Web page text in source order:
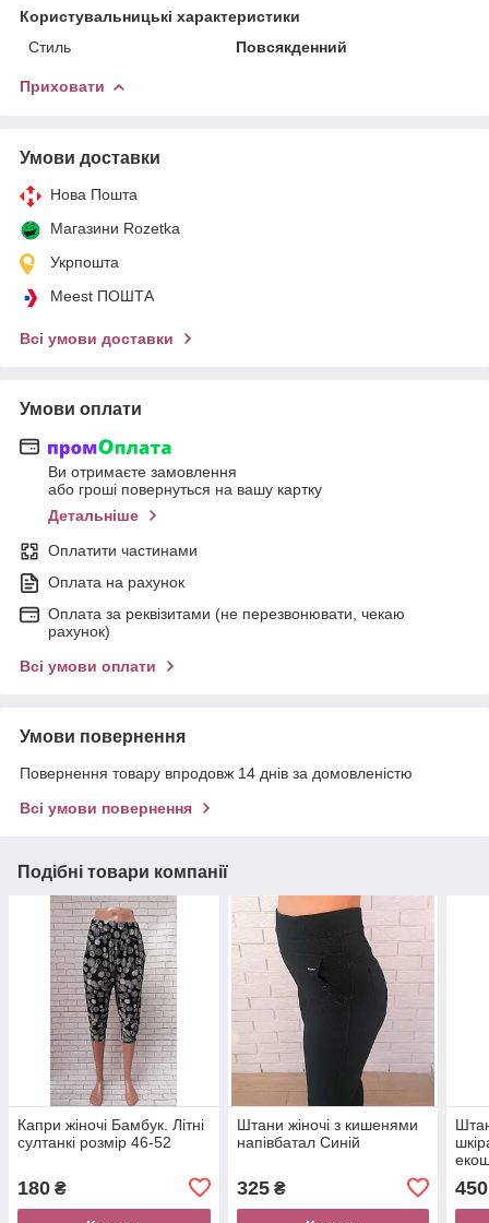
Користувальницькі характеристики
Стиль
Повсякденний
Приховати
Умови доставки
Нова Пошта
Магазини Rozetka
Укрпошта
Meest ПОШТА
Всі умови доставки
Умови оплати
Ви отримаєте замовлення
або гроші повернуться на вашу картку
Детальніше
Оплатити частинами
Оплата на рахунок
Оплата за реквізитами (не перезвонювати, чекаю
рахунок)
Всі умови оплати
Умови повернення
Повернення товару впродовж 14 днів за домовленістю
Всі умови повернення
Подібні товари компанії
Капри жіночі Бамбук. Літні
султанкі розмір 46-52
180 ₴
Штани жіночі з кишенями
напівбатал Синій
325₴ 450